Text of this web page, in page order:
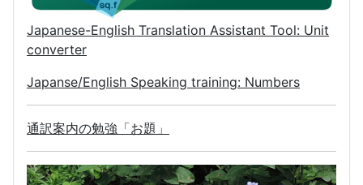
Japanese-English Translation Assistant Tool: Unit
converter
Japanse/English Speaking training: Numbers
通訳案内の勉強「お題」